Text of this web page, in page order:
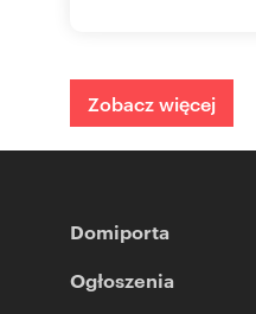
Zobacz więcej
Domiporta
Ogłoszenia